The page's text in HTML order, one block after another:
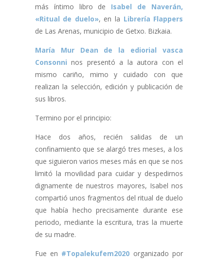
más íntimo libro de Isabel de Naverán,
«Ritual de duelo», en la Librería Flappers
de Las Arenas, municipio de Getxo. Bizkaia.
María Mur Dean de la ediorial vasca
Consonni nos presentó a la autora con el
mismo cariño, mimo y cuidado con que
realizan la selección, edición y publicación de
sus libros.
Termino por el principio:
Hace dos años, recién salidas de un
confinamiento que se alargó tres meses, a los
que siguieron varios meses más en que se nos
limitó la movilidad para cuidar y despedirnos
dignamente de nuestros mayores, Isabel nos
compartió unos fragmentos del ritual de duelo
que había hecho precisamente durante ese
periodo, mediante la escritura, tras la muerte
de su madre.
Fue en #Topalekufem2020 organizado por